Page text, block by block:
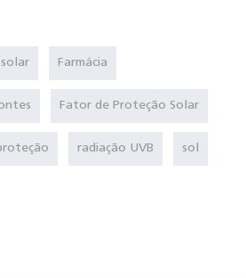
Farmácia
Fator de Proteção Solar
radiação UVB sol